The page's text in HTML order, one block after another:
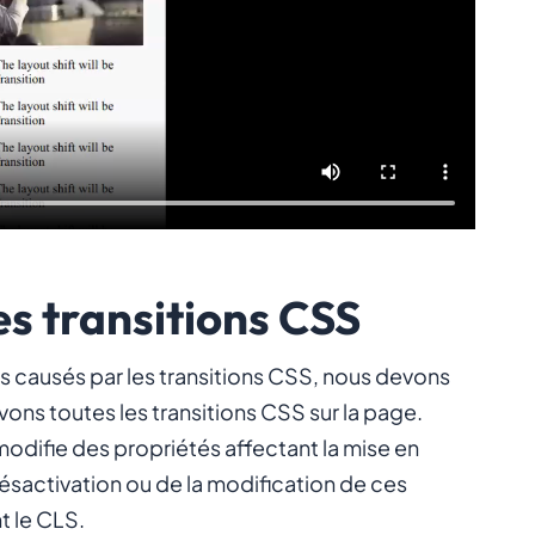
transitions CSS
par les transitions CSS, nous devons
toutes les transitions CSS sur la page.
des propriétés affectant la mise en
ou de la modification de ces
le CLS.